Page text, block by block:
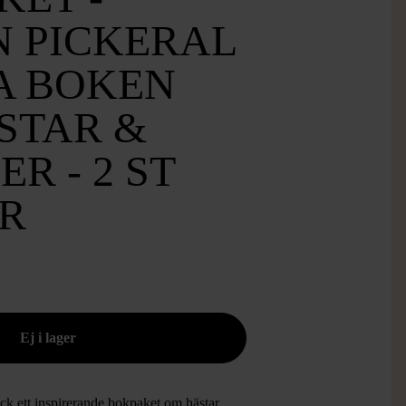
PICKERAL
BOKEN
&
- 2 ST
ett inspirerande bokpaket om hästar